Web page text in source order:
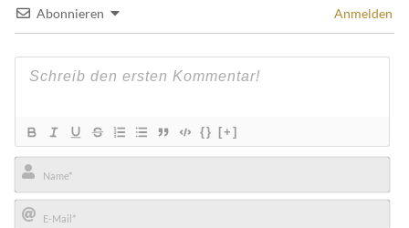
Abonnieren Anmelden
{} [+]
Name*